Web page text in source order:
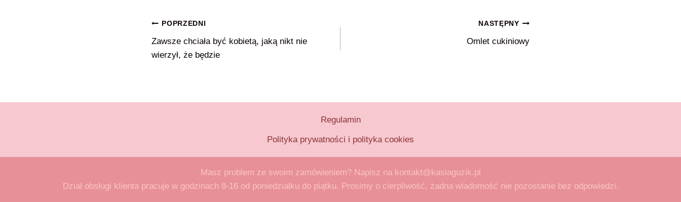
Nawigacja
wpisu
POPRZEDNI
Zawsze chciała być kobietą, jaką nikt nie
wierzył, że będzie
NASTĘPNY
Omlet cukiniowy
Regulamin
Polityka prywatności i polityka cookies
Masz problem ze swoim zamówieniem? Napisz na kontakt@kasiaguzik.pl
Dział obsługi klienta pracuje w godzinach 8-16 od poniedziałku do piątku. Prosimy o cierpliwość, żadna wiadomość nie pozostanie bez odpowiedzi.